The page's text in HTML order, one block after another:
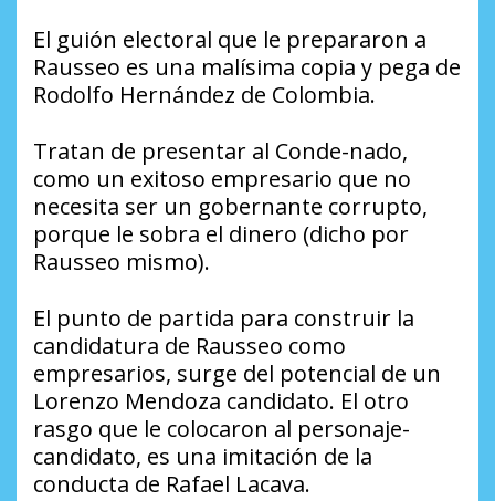
El guión electoral que le prepararon a
Rausseo es una malísima copia y pega de
Rodolfo Hernández de Colombia.
Tratan de presentar al Conde-nado,
como un exitoso empresario que no
necesita ser un gobernante corrupto,
porque le sobra el dinero (dicho por
Rausseo mismo).
El punto de partida para construir la
candidatura de Rausseo como
empresarios, surge del potencial de un
Lorenzo Mendoza candidato. El otro
rasgo que le colocaron al personaje-
candidato, es una imitación de la
conducta de Rafael Lacava.